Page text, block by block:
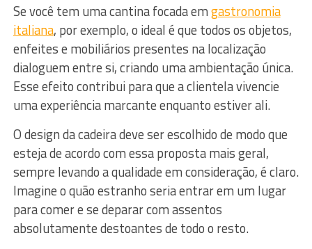
Se você tem uma cantina focada emgastronomia
italiana, por exemplo, o ideal é que todos os objetos,
enfeites e mobiliários presentes na localização
dialoguem entre si, criando uma ambientação única.
Esse efeito contribui para que a clientela vivencie
uma experiência marcante enquanto estiver ali.
O design da cadeira deve ser escolhido de modo que
esteja de acordo com essa proposta mais geral,
sempre levando a qualidade em consideração, é claro.
Imagine o quão estranho seria entrar em um lugar
para comer e se deparar com assentos
absolutamente destoantes de todo o resto.